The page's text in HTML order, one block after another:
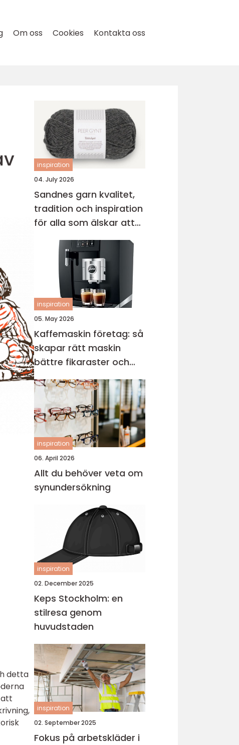
Om oss Cookies Kontakta oss
detta
att
inspiration
04. July 2026
Sandnes garn kvalitet,
tradition och inspiration
för alla som älskar att
sticka
inspiration
05. May 2026
Kaffemaskin företag: så
skapar rätt maskin
bättre fikaraster och
nöjdare medarbetare
inspiration
06. April 2026
Allt du behöver veta om
synundersökning
inspiration
02. December 2025
Keps Stockholm: en
stilresa genom
huvudstaden
inspiration
02. September 2025
Fokus på arbetskläder i